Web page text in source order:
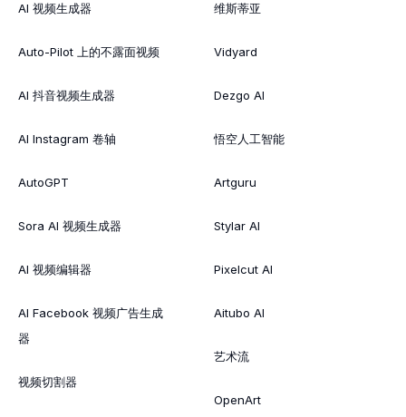
AI 视频生成器
Auto-Pilot 上的不露面视频
AI 抖音视频生成器
AI Instagram 卷轴
AutoGPT
Sora AI 视频生成器
AI 视频编辑器
AI Facebook 视频广告生成
器
视频切割器
维斯蒂亚
Vidyard
Dezgo AI
悟空人工智能
Artguru
Stylar AI
Pixelcut AI
Aitubo AI
艺术流
OpenArt